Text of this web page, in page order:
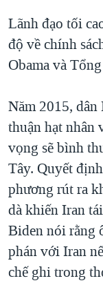
Lãnh đạo tối
độ về chính
Obama và
Năm 2015,
thuận hạt nhân
vọng sẽ bình
Tây. Quyết
phương rút ra
dà khiến Iran
Biden nói rằng
phán với Iran
chế ghi trong